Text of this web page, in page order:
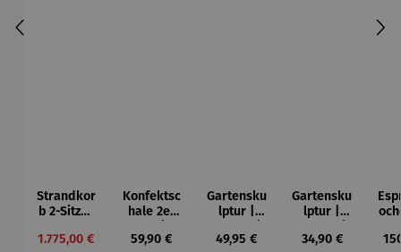
Strandkor
b 2-Sitzer
et |
Verkaufspreis:
1.775,00 €
Konfektsc
hale 2er
Edelstahl
Regulärer Preis:
59,90 €
Gartensku
lptur |
| Flower
Regulärer Preis:
49,95 €
Gartensku
lptur |
| Prinz
Regulärer Preis:
34,90 €